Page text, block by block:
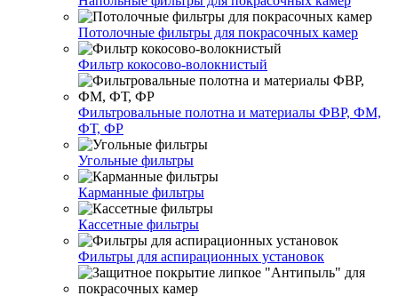
Потолочные фильтры для покрасочных камер
Фильтр кокосово-волокнистый
Фильтровальные полотна и материалы ФВР, ФМ,
ФТ, ФР
Угольные фильтры
Карманные фильтры
Кассетные фильтры
Фильтры для аспирационных установок